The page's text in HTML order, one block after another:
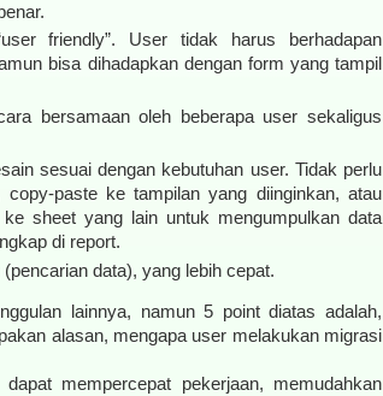
friendly”. User tidak harus berhadapan
bisa dihadapkan dengan form yang tampil
bersamaan oleh beberapa user sekaligus
sesuai dengan kebutuhan user. Tidak perlu
paste ke tampilan yang diinginkan, atau
sheet yang lain untuk mengumpulkan data
di report.
data), yang lebih cepat.
lainnya, namun 5 point diatas adalah,
alasan, mengapa user melakukan migrasi
mempercepat pekerjaan, memudahkan